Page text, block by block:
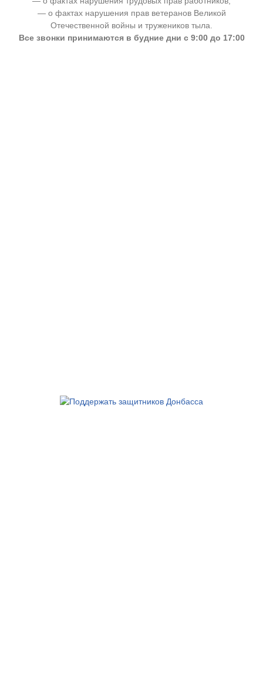
— о фактах нарушения прав ветеранов Великой
Отечественной войны и тружеников тыла.
Все звонки принимаются в будние дни с 9:00 до 17:00